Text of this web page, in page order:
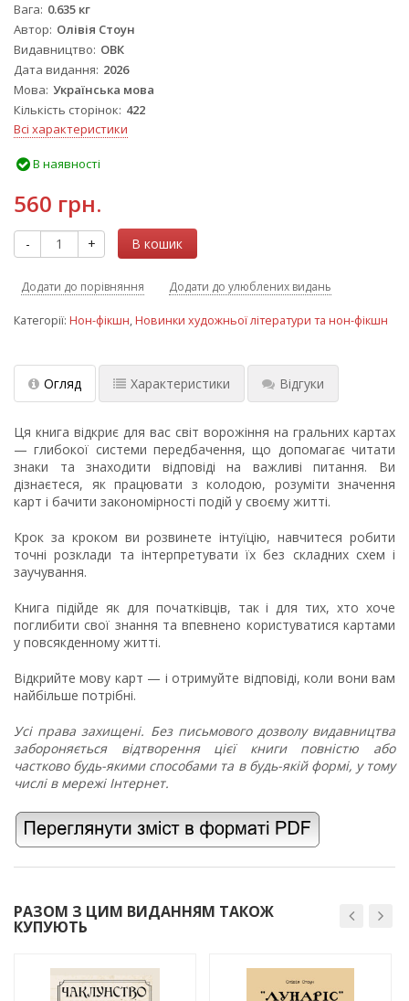
Вага 0.635 кг
Автор Олівія Стоун
Видавництво ОВК
Дата видання 2026
Мова Українська мова
Кількість сторінок 422
Всі характеристики
В наявності
560 грн.
- + В кошик
Додати до порівняння Додати до улюблених видань
Категорії: Нон-фікшн,Новинки художньої літератури та нон-фікшн
Огляд Характеристики Відгуки
Ця книга відкриє для вас світ ворожіння на гральних картах
— глибокої системи передбачення, що допомагає читати
знаки та знаходити відповіді на важливі питання. Ви
дізнаєтеся, як працювати з колодою, розуміти значення
карт і бачити закономірності подій у своєму житті.
Крок за кроком ви розвинете інтуїцію, навчитеся робити
точні розклади та інтерпретувати їх без складних схем і
заучування.
Книга підійде як для початківців, так і для тих, хто хоче
поглибити свої знання та впевнено користуватися картами
у повсякденному житті.
Відкрийте мову карт — і отримуйте відповіді, коли вони вам
найбільше потрібні.
Усі права захищені. Без письмового дозволу видавництва
забороняється відтворення цієї книги повністю або
частково будь-якими способами та в будь-якій формі, у тому
числі в мережі Інтернет.
РАЗОМ З ЦИМ ВИДАННЯМ ТАКОЖ
КУПУЮТЬ